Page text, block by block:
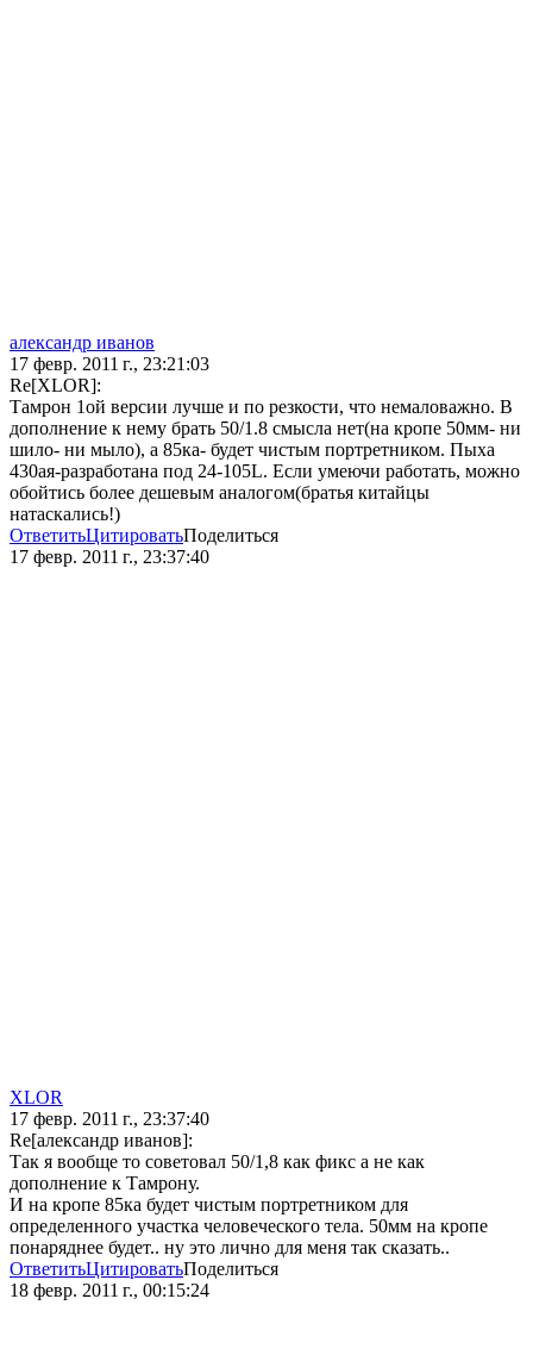
александр иванов
17 февр. 2011 г., 23:21:03
Re[XLOR]:
Тамрон 1ой версии лучше и по резкости, что немаловажно. В
дополнение к нему брать 50/1.8 смысла нет(на кропе 50мм- ни
шило- ни мыло), а 85ка- будет чистым портретником. Пыха
430ая-разработана под 24-105L. Если умеючи работать, можно
обойтись более дешевым аналогом(братья китайцы
натаскались!)
ОтветитьЦитироватьПоделиться
17 февр. 2011 г., 23:37:40
XLOR
17 февр. 2011 г., 23:37:40
Re[александр иванов]:
Так я вообще то советовал 50/1,8 как фикс а не как
дополнение к Тамрону.
И на кропе 85ка будет чистым портретником для
определенного участка человеческого тела. 50мм на кропе
понаряднее будет.. ну это лично для меня так сказать..
ОтветитьЦитироватьПоделиться
18 февр. 2011 г., 00:15:24